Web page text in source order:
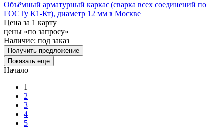
Объёмный арматурный каркас (сварка всех соединений по
ГОСТу К1-Кт), диаметр 12 мм в Москве
Цена за 1 карту
цены «по запросу»
Наличие: под заказ
Получить предложение
Показать еще
Начало
1
2
3
4
5